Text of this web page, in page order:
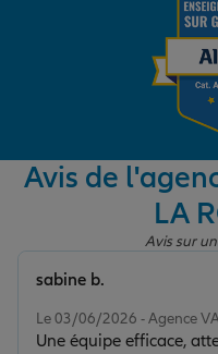
Garantie des
Protection juridique
Retraite
Avis de
LA
Avis sur
Le 03/06/2026 - Agence
Une équipe efficace,
sabine b.